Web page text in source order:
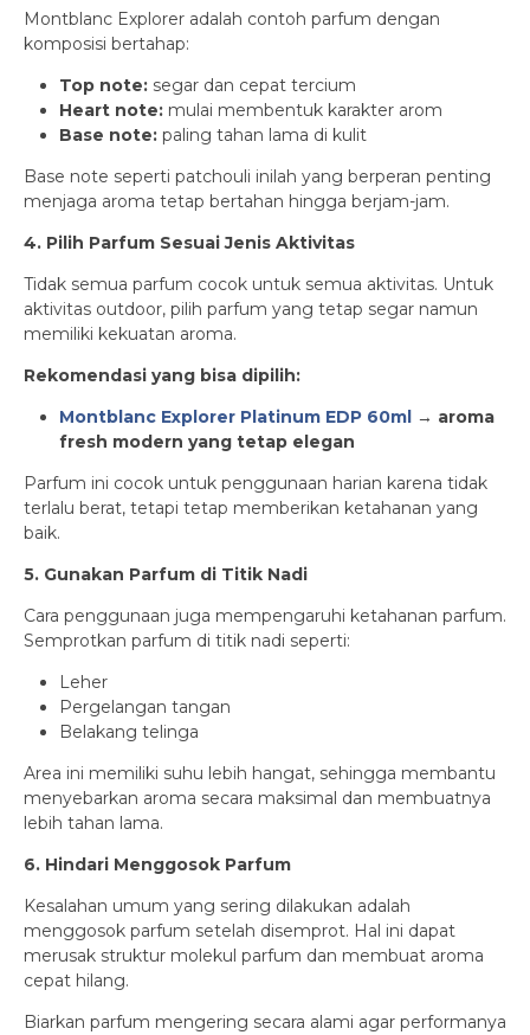
Montblanc Explorer adalah contoh parfum dengan
komposisi bertahap:
Top note: segar dan cepat tercium
Heart note: mulai membentuk karakter arom
Base note: paling tahan lama di kulit
Base note seperti patchouli inilah yang berperan penting
menjaga aroma tetap bertahan hingga berjam-jam.
4. Pilih Parfum Sesuai Jenis Aktivitas
Tidak semua parfum cocok untuk semua aktivitas. Untuk
aktivitas outdoor, pilih parfum yang tetap segar namun
memiliki kekuatan aroma.
Rekomendasi yang bisa dipilih:
Montblanc Explorer Platinum EDP 60ml → aroma
fresh modern yang tetap elegan
Parfum ini cocok untuk penggunaan harian karena tidak
terlalu berat, tetapi tetap memberikan ketahanan yang
baik.
5. Gunakan Parfum di Titik Nadi
Cara penggunaan juga mempengaruhi ketahanan parfum.
Semprotkan parfum di titik nadi seperti:
Leher
Pergelangan tangan
Belakang telinga
Area ini memiliki suhu lebih hangat, sehingga membantu
menyebarkan aroma secara maksimal dan membuatnya
lebih tahan lama.
6. Hindari Menggosok Parfum
Kesalahan umum yang sering dilakukan adalah
menggosok parfum setelah disemprot. Hal ini dapat
merusak struktur molekul parfum dan membuat aroma
cepat hilang.
Biarkan parfum mengering secara alami agar performanya